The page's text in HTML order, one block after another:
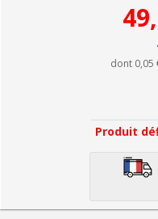
dont 0,05
Produit